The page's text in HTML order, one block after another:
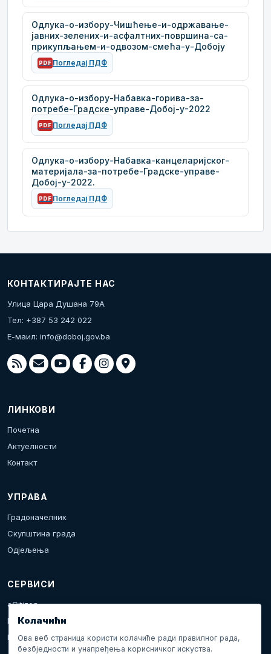
Одлука-о-избору-Чишћење-и-одржавање-
јавних-зелених-и-асфалтних-површина-са-
прикупљањем-и-одвозом-смећа-у-Добоју
PDF Погледај ПДФ
Одлука-о-избору-Набавка-горива-за-
потребе-Градске-управе-Добој-у-2022
PDF Погледај ПДФ
Одлука-о-избору-Набавка-канцеларијског-
материјала-за-потребе-Градске-управе-
Добој-у-2022.
PDF Погледај ПДФ
КОНТАКТИРАЈТЕ НАС
Улица Цара Душана 79А
Тел: +387 53 242 022
Е-маил: info@doboj.gov.ba
ЛИНКОВИ
Почетна
Актуелности
Контакт
УПРАВА
Градоначелник
Скупштина града
Одјељења
СЕРВИСИ
eCitizen
Пријава проблема
Календар дешавања
Колачићи
Ова веб страница користи колачиће ради правилног рада,
безбједности и унапређења корисничког искуства.